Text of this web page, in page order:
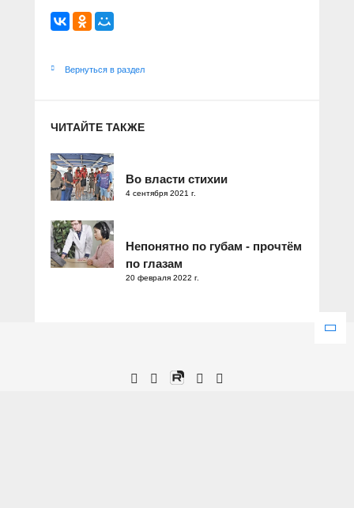
Вернуться в раздел
ЧИТАЙТЕ ТАКЖЕ
Во власти стихии
4 сентября 2021 г.
Непонятно по губам - прочтём
по глазам
20 февраля 2022 г.